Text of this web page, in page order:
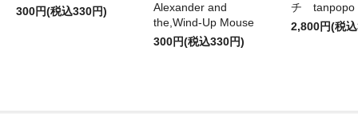
300円(税込330円)
Alexander and
the,Wind-Up Mouse
300円(税込330円)
チ tanpopo
2,800円(税